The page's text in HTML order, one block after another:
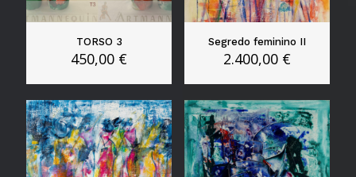
TORSO 3
450,00 €
Segredo feminino II
2.400,00 €